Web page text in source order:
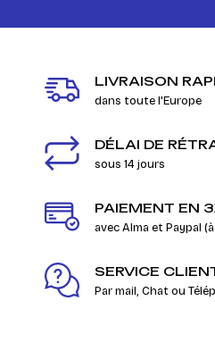
LIVRAISON
dans toute l'Europe
DÉLAI DE
sous 14 jours
PAIEMENT EN
avec Alma et Paypal
SERVICE
Par mail, Chat ou